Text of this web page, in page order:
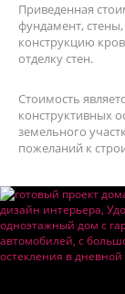
Приведенная
фундамент,
конструкцию
отделку стен.
Стоимость
конструктивных
земельного
пожеланий к